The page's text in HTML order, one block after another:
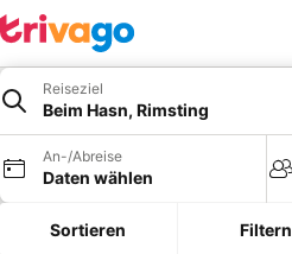
Reiseziel
Beim Hasn, Rimsting
An-/Abreise
Daten wählen
Sortieren Filtern